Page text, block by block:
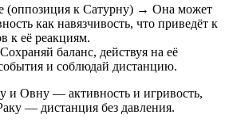
(оппозиция к Сатурну) → Она может
как навязчивость, что приведёт к
к её реакциям.
Сохраняй баланс, действуя на её
и соблюдай дистанцию.
и Овну — активность и игривость,
— дистанция без давления.